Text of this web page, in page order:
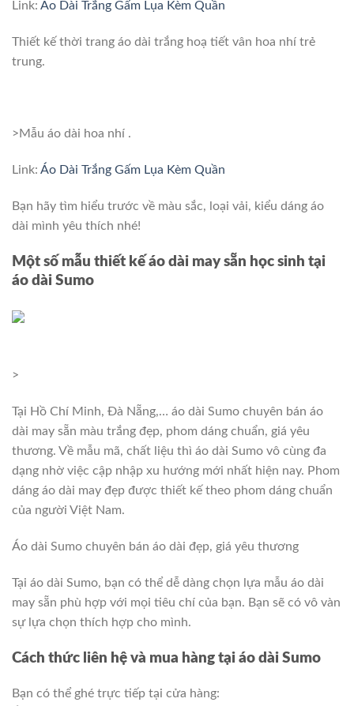
Link: Áo Dài Trắng Gấm Lụa Kèm Quần
Thiết kế thời trang áo dài trắng hoạ tiết vân hoa nhí trẻ
trung.
>Mẫu áo dài hoa nhí .
Link: Áo Dài Trắng Gấm Lụa Kèm Quần
Bạn hãy tìm hiểu trước về màu sắc, loại vải, kiểu dáng áo
dài mình yêu thích nhé!
Một số mẫu thiết kế áo dài may sẵn học sinh tại
áo dài Sumo
>
Tại Hồ Chí Minh, Đà Nẵng,… áo dài Sumo chuyên bán áo
dài may sẵn màu trắng đẹp, phom dáng chuẩn, giá yêu
thương. Về mẫu mã, chất liệu thì áo dài Sumo vô cùng đa
dạng nhờ việc cập nhập xu hướng mới nhất hiện nay. Phom
dáng áo dài may đẹp được thiết kế theo phom dáng chuẩn
của người Việt Nam.
Áo dài Sumo chuyên bán áo dài đẹp, giá yêu thương
Tại áo dài Sumo, bạn có thể dễ dàng chọn lựa mẫu áo dài
may sẵn phù hợp với mọi tiêu chí của bạn. Bạn sẽ có vô vàn
sự lựa chọn thích hợp cho mình.
Cách thức liên hệ và mua hàng tại áo dài Sumo
Bạn có thể ghé trực tiếp tại cửa hàng: